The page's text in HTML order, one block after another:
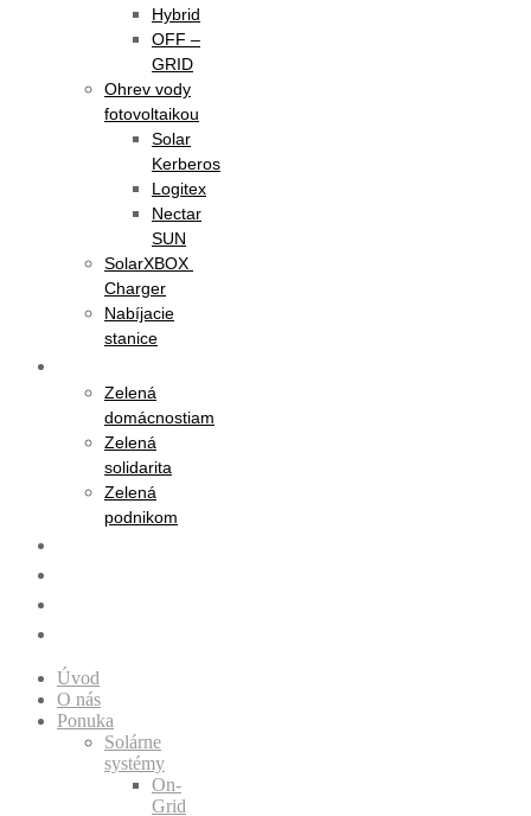
Hybrid
OFF –
GRID
Ohrev vody
fotovoltaikou
Solar
Kerberos
Logitex
Nectar
SUN
SolarXBOX
Charger
Nabíjacie
stanice
Zelená
domácnostiam
Zelená
solidarita
Zelená
podnikom
Úvod
O nás
Ponuka
Solárne
systémy
On-
Grid